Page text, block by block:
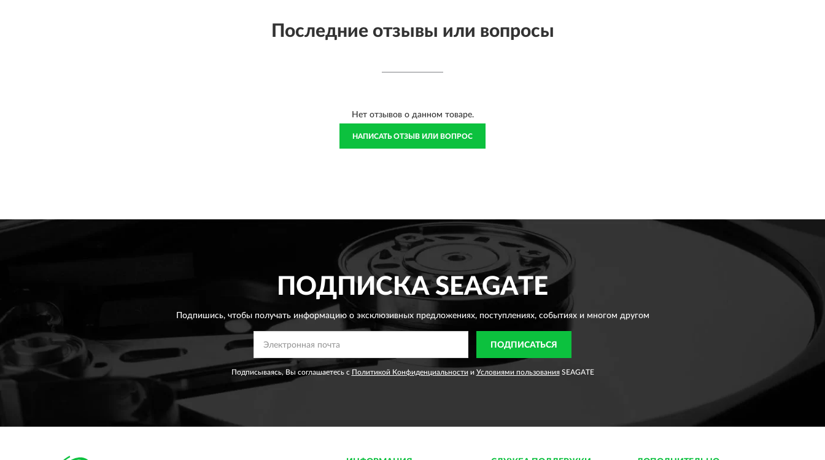
Последние отзывы или вопросы
Нет отзывов о данном товаре.
НАПИСАТЬ ОТЗЫВ ИЛИ ВОПРОС
ПОДПИСКАSEAGATE
Подпишись, чтобы получать информацию о эксклюзивных предложениях,поступлениях, событиях и многом другом
ПОДПИСАТЬСЯ
Подписываясь, Вы соглашаетесь с Политикой Конфиденциальности и Условиями пользованияSEAGATE